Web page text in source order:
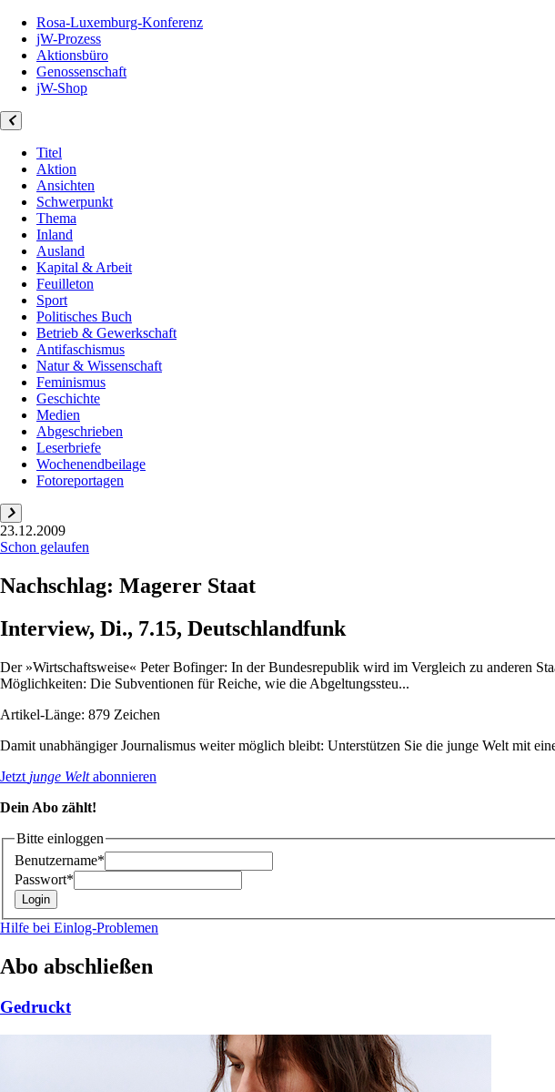
Rosa-Luxemburg-Konferenz
jW-Prozess
Aktionsbüro
Genossenschaft
jW-Shop
Titel
Aktion
Ansichten
Schwerpunkt
Thema
Inland
Ausland
Kapital & Arbeit
Feuilleton
Sport
Politisches Buch
Betrieb & Gewerkschaft
Antifaschismus
Natur & Wissenschaft
Feminismus
Geschichte
Medien
Abgeschrieben
Leserbriefe
Wochenendbeilage
Fotoreportagen
23.12.2009
Schon gelaufen
Nachschlag: Magerer Staat
Interview, Di., 7.15, Deutschlandfunk
Der »Wirtschaftsweise« Peter Bofinger: In der Bundesrepublik wird im Vergleich zu anderen
Möglichkeiten: Die Subventionen für Reiche, wie die Abgeltungssteu...
Artikel-Länge: 879 Zeichen
Damit unabhängiger Journalismus weiter möglich bleibt: Unterstützen Sie die junge Welt mit
Jetzt junge Weltabonnieren
Dein Abo zählt!
Bitte einloggen
Benutzername*
Passwort*
Hilfe bei Einlog-Problemen
Abo abschließen
Gedruckt